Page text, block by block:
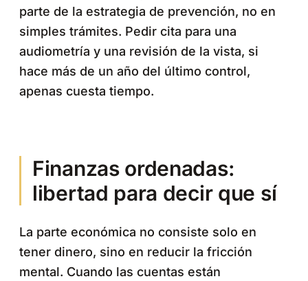
parte de la estrategia de prevención, no en
simples trámites. Pedir cita para una
audiometría y una revisión de la vista, si
hace más de un año del último control,
apenas cuesta tiempo.
Finanzas ordenadas:
libertad para decir que sí
La parte económica no consiste solo en
tener dinero, sino en reducir la fricción
mental. Cuando las cuentas están